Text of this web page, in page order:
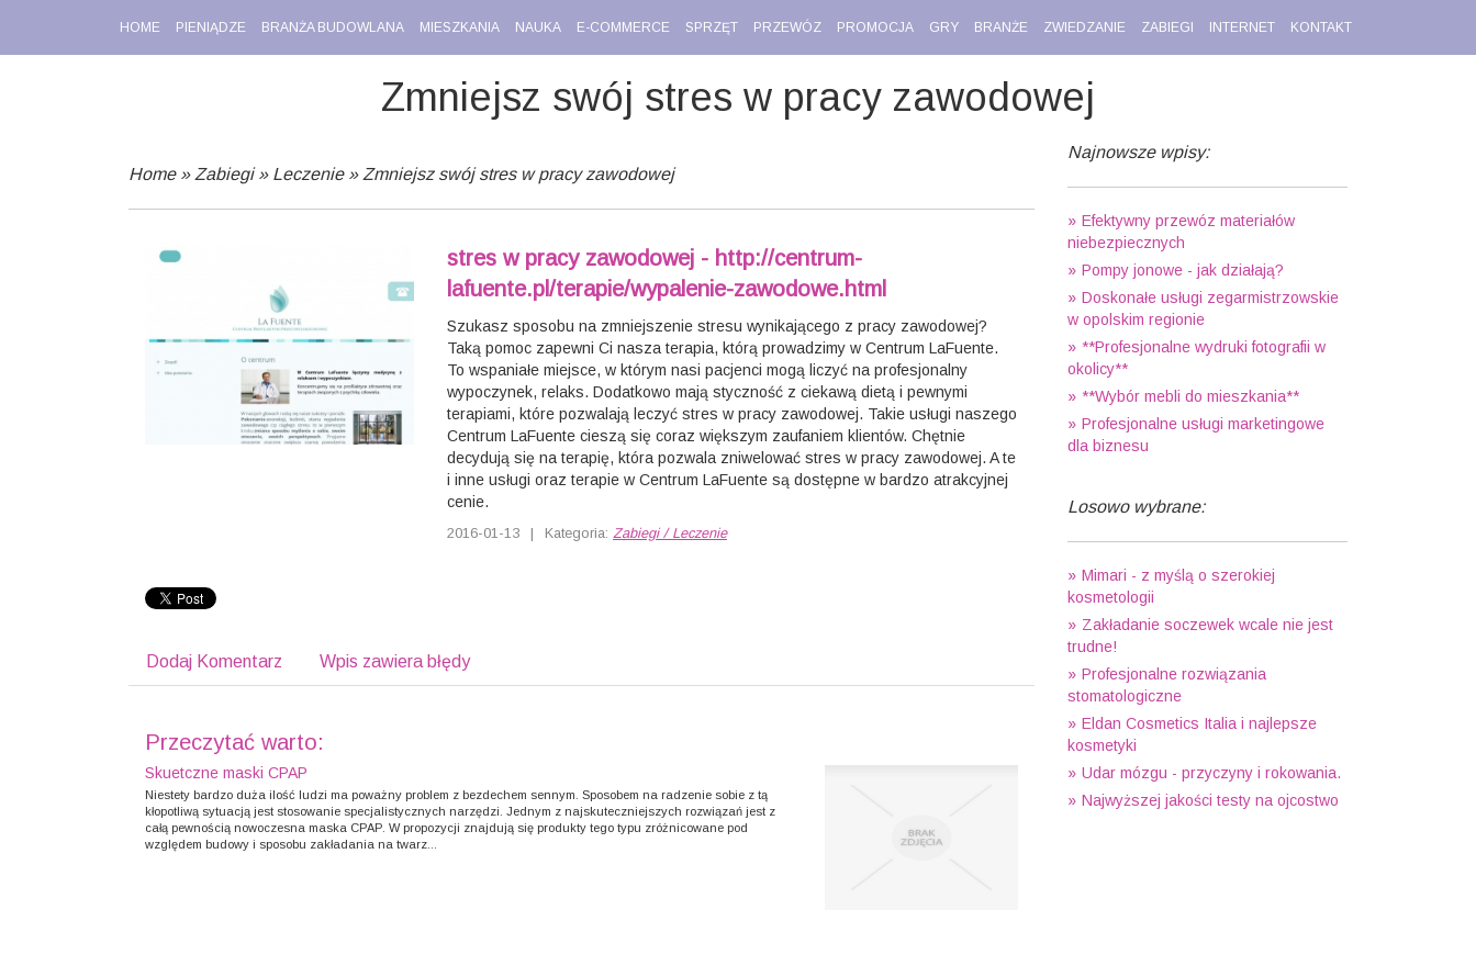
HOME PIENIĄDZE BRANŻA BUDOWLANA MIESZKANIA NAUKA E-COMMERCE SPRZĘT PRZEWÓZ PROMOCJA GRY BRANŻE ZWIEDZANIE ZABIEGI INTERNET KONTAKT
Zmniejsz swój stres w pracy zawodowej
Home» Zabiegi» Leczenie» Zmniejsz swój stres w pracy zawodowej
stres w pracy zawodowej - http://centrum-
lafuente.pl/terapie/wypalenie-zawodowe.html
Szukasz sposobu na zmniejszenie stresu wynikającego z pracy zawodowej?
Taką pomoc zapewni Ci nasza terapia, którą prowadzimy w Centrum LaFuente.
To wspaniałe miejsce, w którym nasi pacjenci mogą liczyć na profesjonalny
wypoczynek, relaks. Dodatkowo mają styczność z ciekawą dietą i pewnymi
terapiami, które pozwalają leczyć stres w pracy zawodowej. Takie usługi naszego
Centrum LaFuente cieszą się coraz większym zaufaniem klientów. Chętnie
decydują się na terapię, która pozwala zniwelować stres w pracy zawodowej. A te
i inne usługi oraz terapie w Centrum LaFuente są dostępne w bardzo atrakcyjnej
cenie.
2016-01-13 | Kategoria: Zabiegi / Leczenie
Dodaj Komentarz Wpis zawiera błędy
Przeczytać warto:
Skuetczne maski CPAP
Niestety bardzo duża ilość ludzi ma poważny problem z bezdechem sennym. Sposobem na radzenie sobie z tą
kłopotliwą sytuacją jest stosowanie specjalistycznych narzędzi. Jednym z najskuteczniejszych rozwiązań jest z
całą pewnością nowoczesna maska CPAP. W propozycji znajdują się produkty tego typu zróżnicowane pod
względem budowy i sposobu zakładania na twarz...
Najnowsze wpisy:
Efektywny przewóz materiałów
niebezpiecznych
Pompy jonowe - jak działają?
Doskonałe usługi zegarmistrzowskie
w opolskim regionie
**Profesjonalne wydruki fotografii w
okolicy**
**Wybór mebli do mieszkania**
Profesjonalne usługi marketingowe
dla biznesu
Losowo wybrane:
Mimari - z myślą o szerokiej
kosmetologii
Zakładanie soczewek wcale nie jest
trudne!
Profesjonalne rozwiązania
stomatologiczne
Eldan Cosmetics Italia i najlepsze
kosmetyki
Udar mózgu - przyczyny i rokowania.
Najwyższej jakości testy na ojcostwo